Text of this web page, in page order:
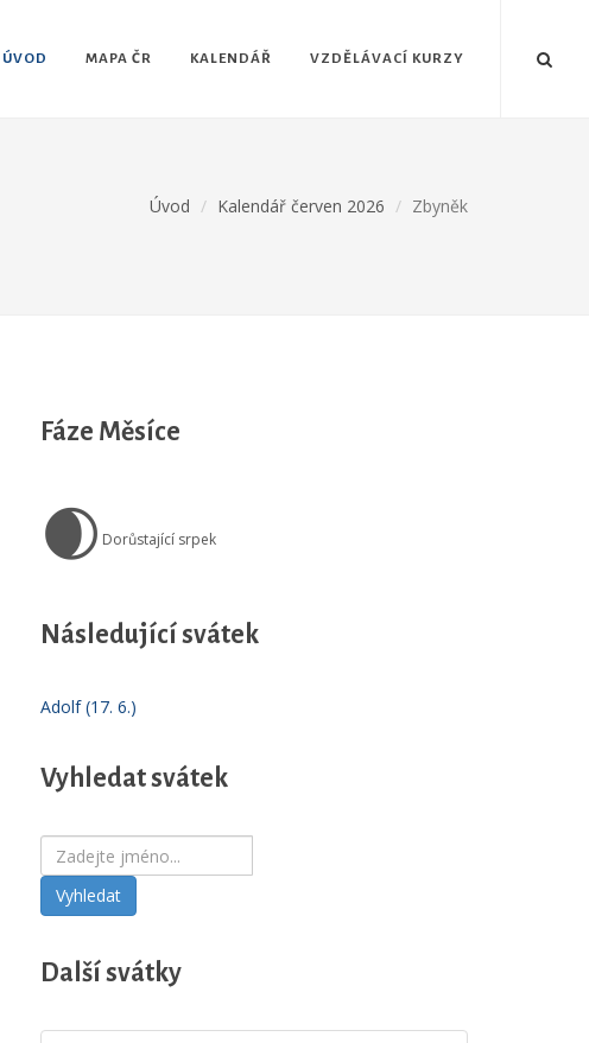
ÚVOD MAPA ČR KALENDÁŘ VZDĚLÁVACÍ KURZY
Úvod Kalendář červen 2026 Zbyněk
Fáze Měsíce
🌒 Dorůstající srpek
Následující svátek
Adolf (17. 6.)
Vyhledat svátek
Vyhledat
Další svátky